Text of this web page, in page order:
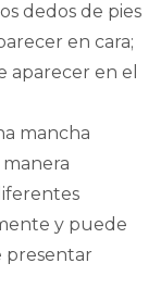
dedos de pies
en cara;
aparecer en el
mancha
y puede
presentar